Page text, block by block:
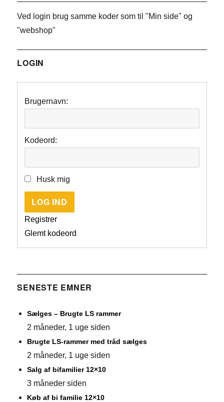
Ved login brug samme koder som til "Min side" og
"webshop"
LOGIN
Brugernavn:
Kodeord:
Husk mig
LOG IND
Registrer
Glemt kodeord
SENESTE EMNER
Sælges – Brugte LS rammer
2 måneder, 1 uge siden
Brugte LS-rammer med tråd sælges
2 måneder, 1 uge siden
Salg af bifamilier 12×10
3 måneder siden
Køb af bi familie 12×10